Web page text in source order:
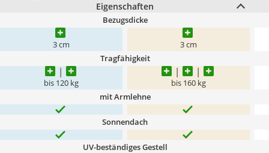
Eigenschaften
Bezugsdicke
3 cm 3 cm
Tragfähigkeit
bis 120 kg bis 160 kg
mit Armlehne
Sonnendach
UV-beständiges Gestell